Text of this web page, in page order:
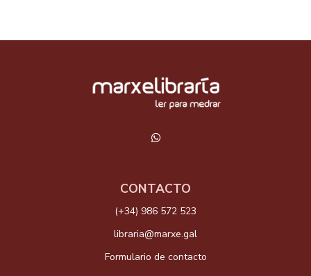
CONTACTO
(+34) 986 572 523
libraria@marxe.gal
Formulario de contacto